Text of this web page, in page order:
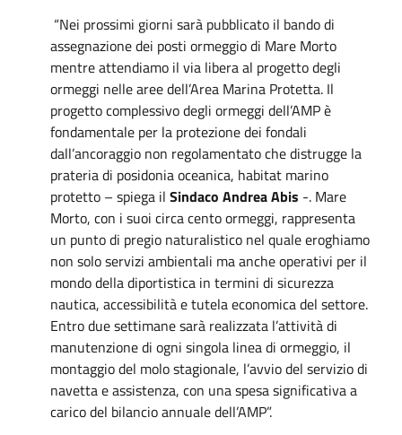
“Nei prossimi giorni sarà pubblicato il bando di
assegnazione dei posti ormeggio di Mare Morto
mentre attendiamo il via libera al progetto degli
ormeggi nelle aree dell’Area Marina Protetta. Il
progetto complessivo degli ormeggi dell’AMP è
fondamentale per la protezione dei fondali
dall’ancoraggio non regolamentato che distrugge la
prateria di posidonia oceanica, habitat marino
protetto – spiega il Sindaco Andrea Abis -. Mare
Morto, con i suoi circa cento ormeggi, rappresenta
un punto di pregio naturalistico nel quale eroghiamo
non solo servizi ambientali ma anche operativi per il
mondo della diportistica in termini di sicurezza
nautica, accessibilità e tutela economica del settore.
Entro due settimane sarà realizzata l’attività di
manutenzione di ogni singola linea di ormeggio, il
montaggio del molo stagionale, l’avvio del servizio di
navetta e assistenza, con una spesa significativa a
carico del bilancio annuale dell’AMP”.